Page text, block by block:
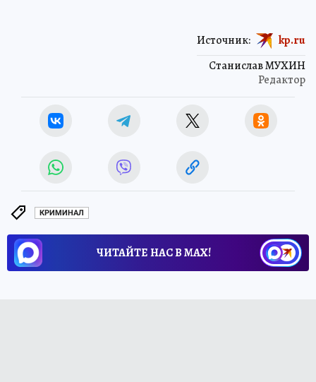
Станислав МУХИН
Редактор
Источник: kp.ru
КРИМИНАЛ
ЧИТАЙТЕ НАС В МАХ!